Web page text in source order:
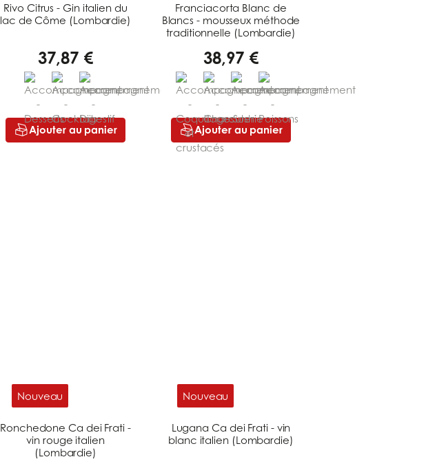
Rivo Citrus - Gin italien du
lac de Côme (Lombardie)
37,87 €
Ajouter au panier
Franciacorta Blanc de
Blancs - mousseux méthode
traditionnelle (Lombardie)
38,97 €
Ajouter au panier
Nouveau
Ronchedone Ca dei Frati -
vin rouge italien
(Lombardie)
Nouveau
Lugana Ca dei Frati - vin
blanc italien (Lombardie)